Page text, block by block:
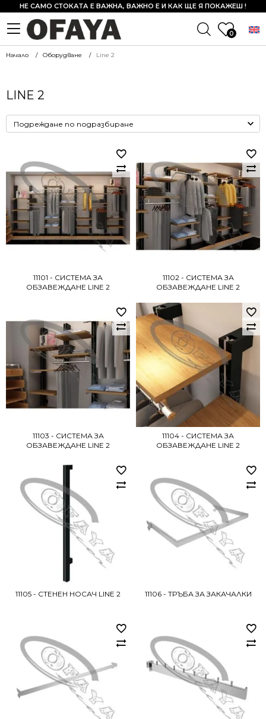
0
НЕ САМО СТОКАТА Е ВАЖНА, ВАЖНО Е И КАК ЩЕ Я ПОКАЖЕШ !
Начало Оборудване Line 2
LINE 2
11101 - СИСТЕМА ЗА
ОБЗАВЕЖДАНЕ LINE 2
11102 - СИСТЕМА ЗА
ОБЗАВЕЖДАНЕ LINE 2
11103 - СИСТЕМА ЗА
ОБЗАВЕЖДАНЕ LINE 2
11104 - СИСТЕМА ЗА
ОБЗАВЕЖДАНЕ LINE 2
11105 - СТЕНЕН НОСАЧ LINE 2 11106 - ТРЪБА ЗА ЗАКАЧАЛКИ